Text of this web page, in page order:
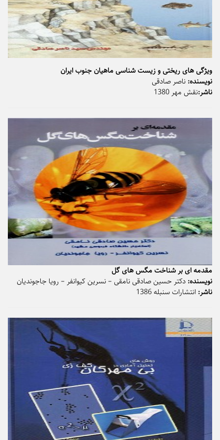
ویژگی های ریختی و زیست شناسی ماهیان جنوب ایران
نویسنده: ناصر صادقی
ناشر:نقش مهر 1380
مقدمه ای بر شناخت مگس های گل
نویسنده: دکتر حسین صادقی نامقی – نسرین کیوانفر – رویا جاجوندیان
ناشر: انتشارات سنبله 1386